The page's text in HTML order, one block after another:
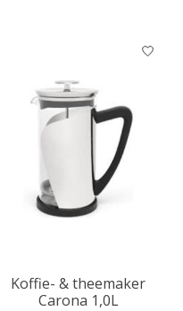
Koffie- & theemaker
Carona 1,0L